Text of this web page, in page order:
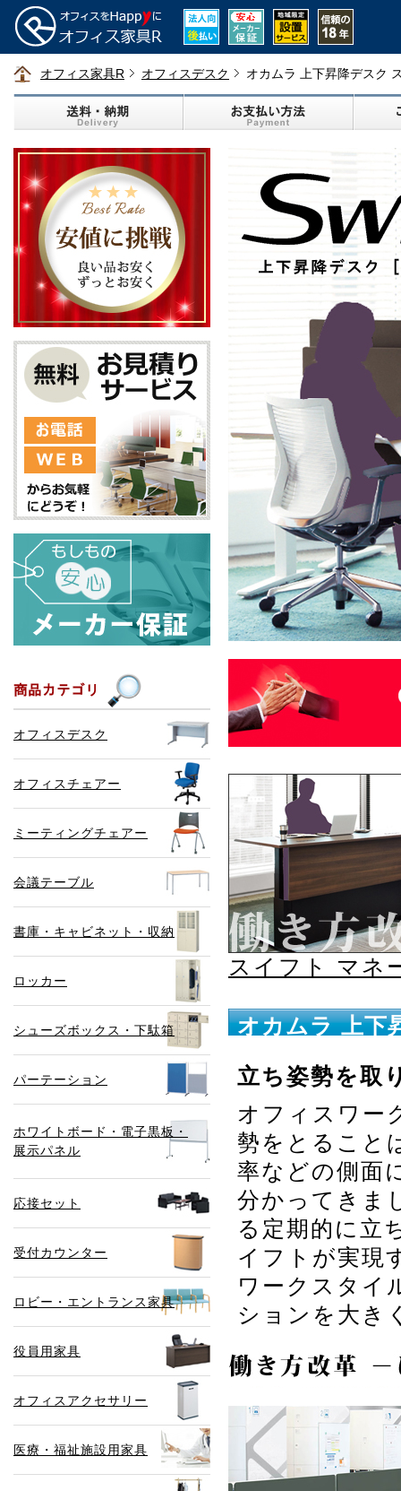
オフィス家具R オフィスデスク オカムラ 上下昇降デスク
スイフト マネ
オカムラ 上下
立ち姿勢を取
オフィスワー
勢をとること
率などの側面
分かってきま
る定期的に立
イフトが実現
ワークスタイ
ションを大き
オフィスデスク
オフィスチェアー
ミーティングチェアー
会議テーブル
書庫・キャビネット・収納
ロッカー
シューズボックス・下駄箱
パーテーション
ホワイトボード・電子黒板・
展示パネル
応接セット
受付カウンター
ロビー・エントランス家具
役員用家具
オフィスアクセサリー
医療・福祉施設用家具